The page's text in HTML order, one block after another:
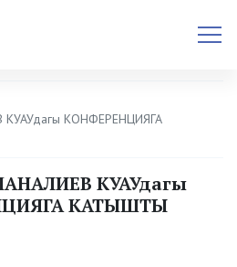
КОНФЕРЕНЦИЯГА
КУАУдагы
КАТЫШТЫ